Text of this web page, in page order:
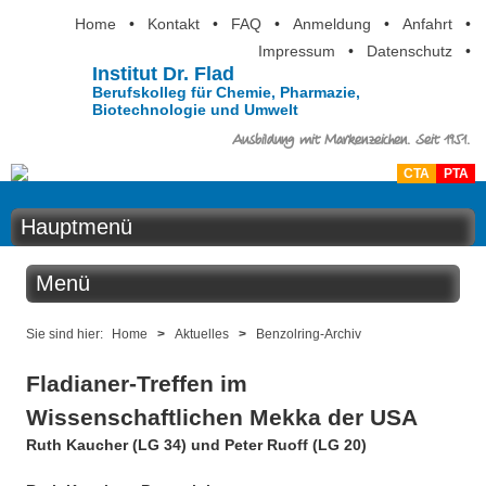
Home • Kontakt • FAQ • Anmeldung • Anfahrt
•
Impressum
• Datenschutz •
Institut Dr. Flad
Berufskolleg für Chemie, Pharmazie,
Biotechnologie und Umwelt
Ausbildung mit Markenzeichen. Seit 1951.
CTA PTA
Hauptmenü
Home
Berufsinformation
Über uns
Menü
Aktuelles
Benzolring online
Der Institutskalender
Sie sind hier: Home > Aktuelles > Benzolring-Archiv
Fladianer-Treffen im
Wissenschaftlichen Mekka der USA
Ruth Kaucher (LG 34) und Peter Ruoff (LG 20)